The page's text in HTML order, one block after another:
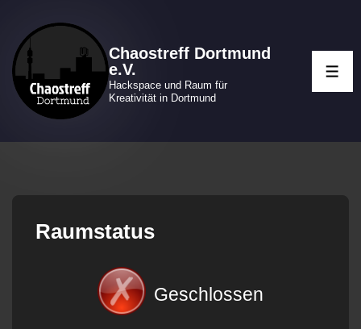
Inhalt
Chaostreff Dortmund
e.V.
Hackspace und Raum für
Kreativität in Dortmund
Raumstatus
Geschlossen